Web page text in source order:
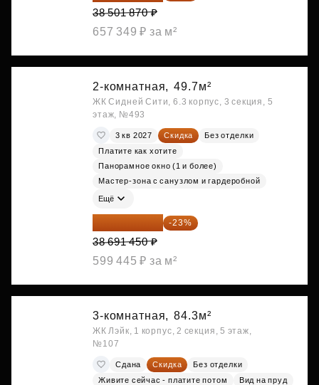
38 501 870 ₽
657 349 ₽ за м²
2-комнатная, 49.7м²
ЖК Сидней Сити, 6.3 корпус, 3 секция, 5
этаж, №493
3 кв 2027 Скидка
Без отделки
Платите как хотите
Панорамное окно (1 и более)
Мастер-зона с санузлом и гардеробной
Ещё
29 792 417 ₽ -23%
38 691 450 ₽
599 445 ₽ за м²
3-комнатная, 84.3м²
ЖК Лэйк, 1 корпус, 2 секция, 5 этаж,
№107
Сдана Скидка
Без отделки
Живите сейчас - платите потом
Вид на пруд